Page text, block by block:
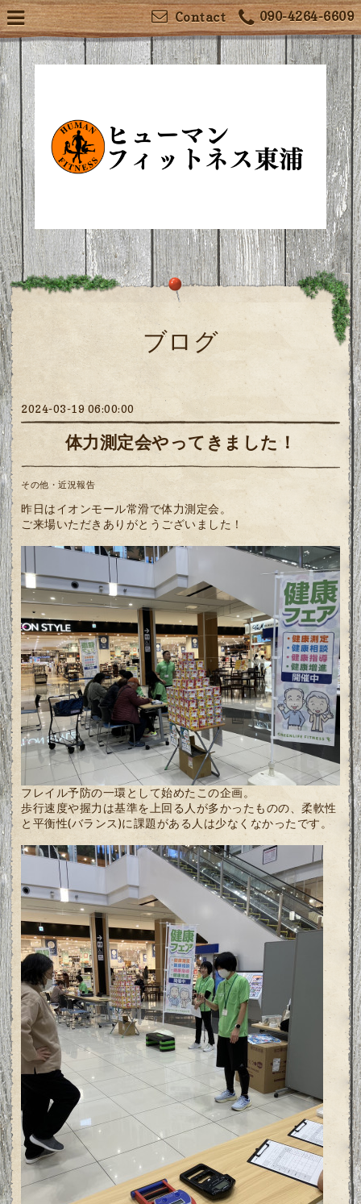
090-4264-6609
Contact
ブログ
2024-03-19 06:00:00
体力測定会やってきました！
その他・近況報告
昨日はイオンモール常滑で体力測定会。
ご来場いただきありがとうございました！
フレイル予防の一環として始めたこの企画。
歩行速度や握力は基準を上回る人が多かったものの、柔軟性
と平衡性(バランス)に課題がある人は少なくなかったです。